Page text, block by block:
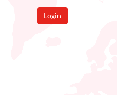
Login